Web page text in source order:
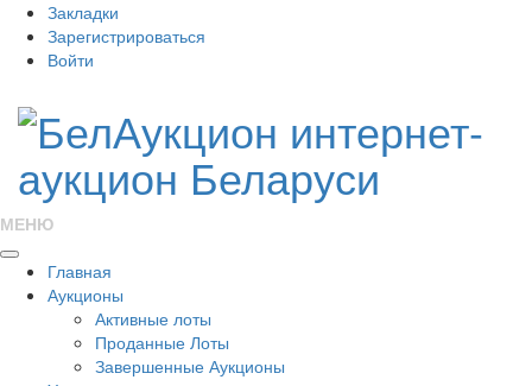
Закладки
Зарегистрироваться
Войти
МЕНЮ
Главная
Аукционы
Активные лоты
Проданные Лоты
Завершенные Аукционы